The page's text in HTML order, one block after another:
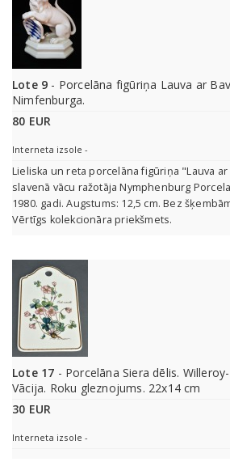
Lote 9 - Porcelāna figūriņa Lauva ar
Nimfenburga.
80 EUR
Interneta izsole -
Lieliska un reta porcelāna figūriņa "Lauva
slavenā vācu ražotāja Nymphenburg
1980. gadi. Augstums: 12,5 cm. Bez
Vērtīgs kolekcionāra priekšmets.
Lote 17 - Porcelāna Siera dēlis.
Vācija. Roku gleznojums. 22x14 cm
30 EUR
Interneta izsole -